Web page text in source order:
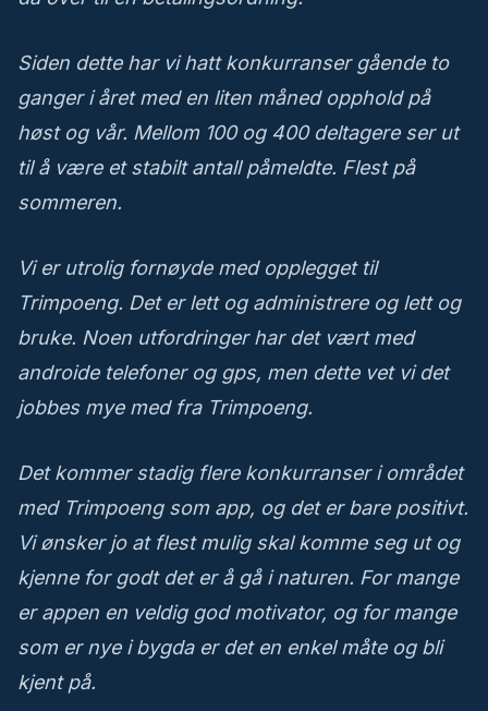
Siden dette har vi hatt konkurranser gående to
ganger i året med en liten måned opphold på
høst og vår. Mellom 100 og 400 deltagere ser ut
til å være et stabilt antall påmeldte. Flest på
sommeren.
Vi er utrolig fornøyde med opplegget til
Trimpoeng. Det er lett og administrere og lett og
bruke. Noen utfordringer har det vært med
androide telefoner og gps, men dette vet vi det
jobbes mye med fra Trimpoeng.
Det kommer stadig flere konkurranser i området
med Trimpoeng som app, og det er bare positivt.
Vi ønsker jo at flest mulig skal komme seg ut og
kjenne for godt det er å gå i naturen. For mange
er appen en veldig god motivator, og for mange
som er nye i bygda er det en enkel måte og bli
kjent på.